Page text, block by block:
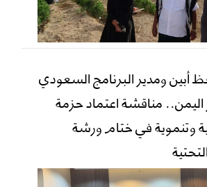
ومدير البرنامج السعودي
اليمن.. مناقشة اعتماد حزمة
وتنموية في ختام ورشة